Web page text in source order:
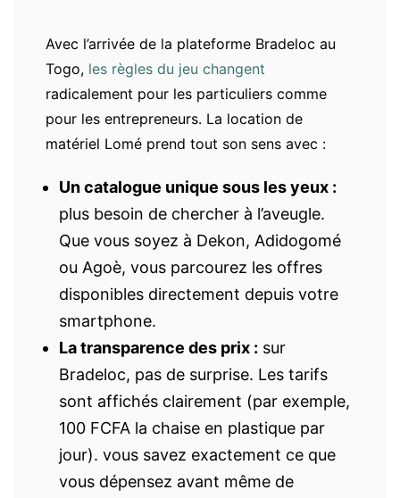
Avec l’arrivée de la plateforme Bradeloc au
Togo, les règles du jeu changent
radicalement pour les particuliers comme
pour les entrepreneurs. La location de
matériel Lomé prend tout son sens avec :
Un catalogue unique sous les yeux :
plus besoin de chercher à l’aveugle.
Que vous soyez à Dekon, Adidogomé
ou Agoè, vous parcourez les offres
disponibles directement depuis votre
smartphone.
La transparence des prix : sur
Bradeloc, pas de surprise. Les tarifs
sont affichés clairement (par exemple,
100 FCFA la chaise en plastique par
jour). vous savez exactement ce que
vous dépensez avant même de